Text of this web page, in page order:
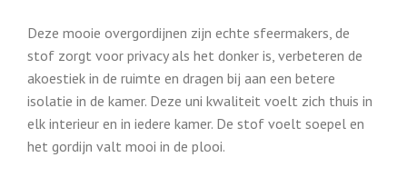
Deze mooie overgordijnen zijn echte sfeermakers, de
stof zorgt voor privacy als het donker is, verbeteren de
akoestiek in de ruimte en dragen bij aan een betere
isolatie in de kamer. Deze uni kwaliteit voelt zich thuis in
elk interieur en in iedere kamer. De stof voelt soepel en
het gordijn valt mooi in de plooi.